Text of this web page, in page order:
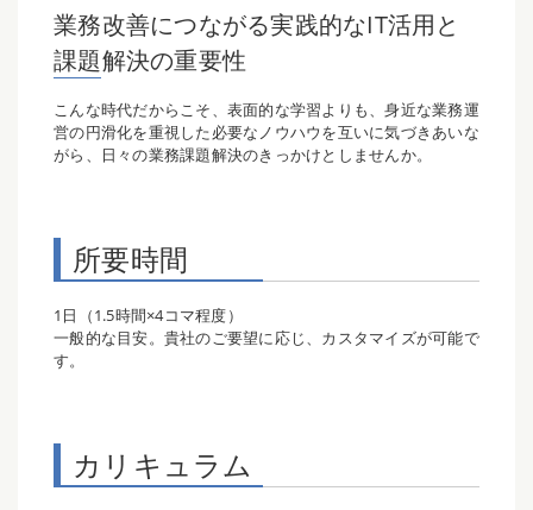
業務改善につながる実践的なIT活用と
課題解決の重要性
こんな時代だからこそ、表面的な学習よりも、身近な業務運
営の円滑化を重視した必要なノウハウを互いに気づきあいな
がら、日々の業務課題解決のきっかけとしませんか。
所要時間
1日（1.5時間×4コマ程度）
一般的な目安。貴社のご要望に応じ、カスタマイズが可能で
す。
カリキュラム